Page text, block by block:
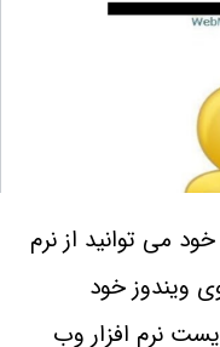
می توانید از نرم
ویندوز خود
نرم افزار وب